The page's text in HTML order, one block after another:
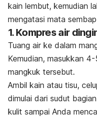
kain lembut, kemudian
mengatasi mata
1. Kompres air
Tuang air ke dalam
Kemudian, masukkan
mangkuk tersebut.
Ambil kain atau tisu,
dimulai dari sudut
kulit sampai Anda